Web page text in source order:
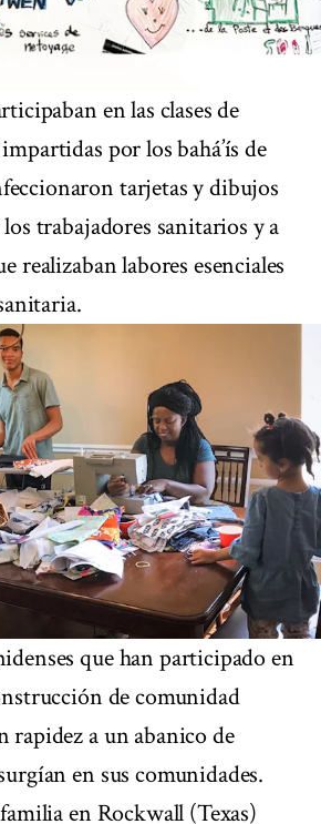
en las clases de
por los bahá’ís de
tarjetas y dibujos
trabajadores sanitarios y a
realizaban labores esenciales
que han participado en
de comunidad
rapidez a un abanico de
en sus comunidades.
en Rockwall (Texas)